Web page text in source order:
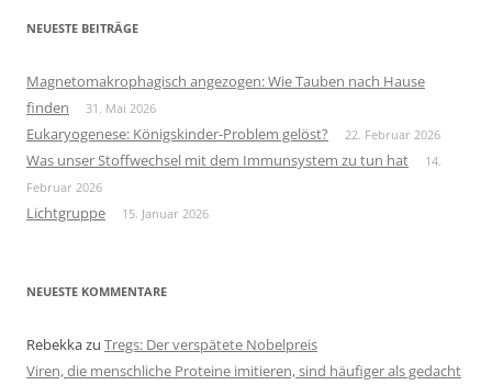
NEUESTE BEITRÄGE
Magnetomakrophagisch angezogen: Wie Tauben nach Hause
finden
31. Mai 2026
Eukaryogenese: Königskinder-Problem gelöst? 22. Februar 2026
Was unser Stoffwechsel mit dem Immunsystem zu tun hat
14.
Februar 2026
Lichtgruppe 15. Januar 2026
NEUESTE KOMMENTARE
Rebekkazu Tregs: Der verspätete Nobelpreis
Viren, die menschliche Proteine imitieren, sind häufiger als gedacht